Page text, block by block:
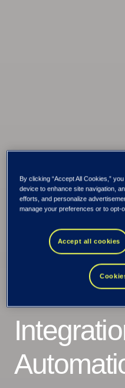
Data, Integrationer, AI
By clicking “Accept All Cookies,”
device to enhance site navigation,
efforts, and personalize
manage your preferences or to opt-
Accept all cookies